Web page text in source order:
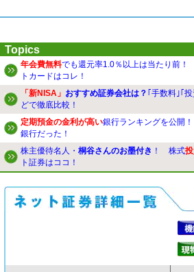
Topics
年会費無料でも還元率1.0％以上は当たり前
トカードはコレ！
「新NISA」 おすすめ証券会社は？ ｢手数料｣｢
どで徹底比較！
定期預金の金利が高い銀行ランキングを公開！
銀行だった！
株主優待名人・ 桐谷さんのお墨付き ！ 株式
ト証券はココ！